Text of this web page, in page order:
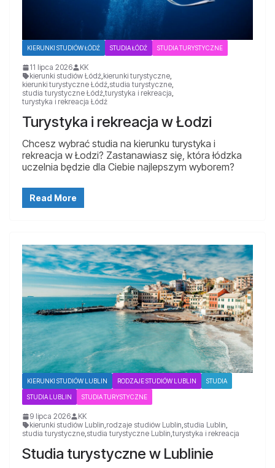
KIERUNKI STUDIÓW ŁÓDŹ STUDIA ŁÓDŹ STUDIA TURYSTYCZNE
11 lipca 2026
KK
kierunki studiów Łódź kierunki turystyczne
kierunki turystyczne Łódź studia turystyczne
studia turystyczne Łódź turystyka i rekreacja
turystyka i rekreacja Łódź
Turystyka i rekreacja w Łodzi
Chcesz wybrać studia na kierunku turystyka i
rekreacja w Łodzi? Zastanawiasz się, która łódzka
uczelnia będzie dla Ciebie najlepszym wyborem?
Read More
KIERUNKI STUDIÓW LUBLIN RODZAJE STUDIÓW LUBLIN STUDIA
STUDIA LUBLIN STUDIA TURYSTYCZNE
9 lipca 2026
KK
kierunki studiów Lublin rodzaje studiów Lublin studia Lublin
studia turystyczne studia turystyczne Lublin turystyka i rekreacja
Studia turystyczne w Lublinie